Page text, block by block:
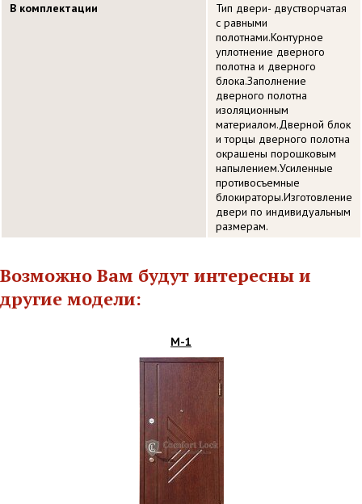
В комплектации
Тип двери- двустворчатая
с равными
полотнами.Контурное
уплотнение дверного
полотна и дверного
блока.Заполнение
дверного полотна
изоляционным
материалом.Дверной блок
и торцы дверного полотна
окрашены порошковым
напылением.Усиленные
противосъемные
блокираторы.Изготовление
двери по индивидуальным
размерам.
Возможно Вам будут интересны и
другие модели:
М-1